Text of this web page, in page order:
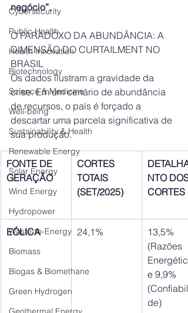
Cybersecurity
Public Health
Health Innovation
Biotechnology
Science & Medicine
Well-being
Sustainability & Health
Renewable Energy
Solar Energy
Wind Energy
Hydropower
Waste-to-Energy
Biomass
Biogas & Biomethane
Green Hydrogen
negócio”.
O PARADOXO DA ABUNDÂNCIA: A
DIMENSÃO DO CURTAILMENT NO
BRASIL
Os dados ilustram a gravidade da
crise. Em um cenário de abundância
de recursos, o país é forçado a
descartar uma parcela significativa de
sua produção.
FONTE DE
GERAÇÃO
CORTES
TOTAIS
(SET/2025)
NTO DOS
CORTES
EÓLICA 24,1%
13,5%
(Razões
e 9,9%
de)